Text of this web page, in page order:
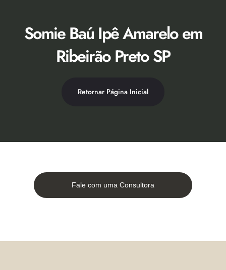
conteúdoSomie Baú Ipê Amarelo em
Ribeirão Preto SP
Retornar Página Inicial
Fale com uma Consultora